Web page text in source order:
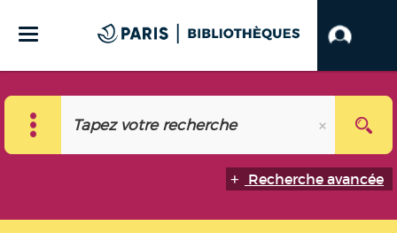
Recherche avancée